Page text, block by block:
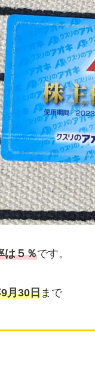
は５％です。
月30日 まで